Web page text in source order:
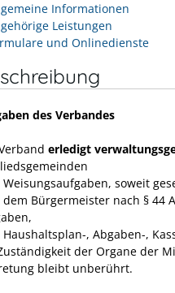
Informationen
Leistungen
und Onlinedienste
des Verbandes
erledigt
Weisungsaufgaben, soweit
Bürgermeister nach § 44
, Abgaben-,
der Organe der
bleibt unberührt.